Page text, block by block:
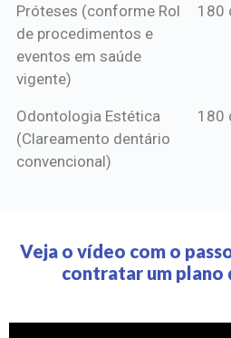
Próteses (conforme Rol
de procedimentos e
eventos em saúde
vigente)
180
Odontologia Estética
(Clareamento dentário
convencional)
180
Veja o vídeo com o
contratar um plano